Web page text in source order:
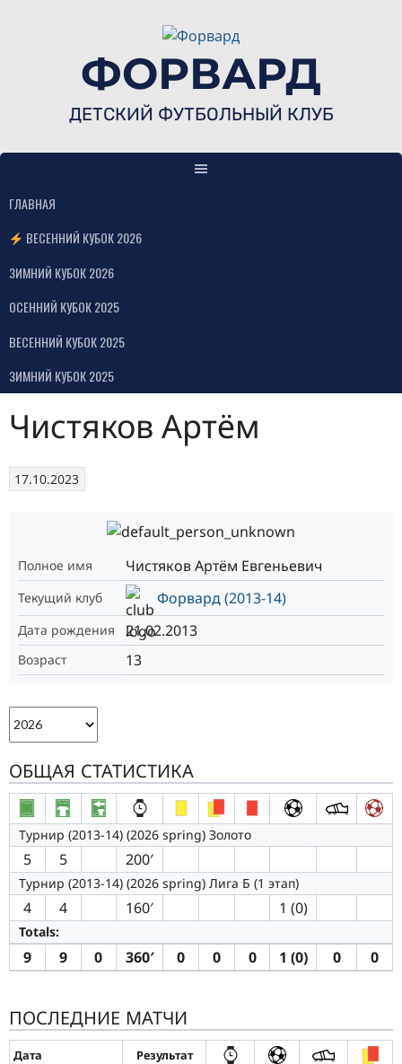
ФОРВАРД
ДЕТСКИЙ ФУТБОЛЬНЫЙ КЛУБ
ГЛАВНАЯ
ВЕСЕННИЙ КУБОК 2026
ЗИМНИЙ КУБОК 2026
ОСЕННИЙ КУБОК 2025
ВЕСЕННИЙ КУБОК 2025
ЗИМНИЙ КУБОК 2025
Чистяков Артём
17.10.2023
Полное имя Чистяков Артём Евгеньевич
Текущий клуб Форвард (2013-14)
Дата рождения 21.02.2013
Возраст 13
ОБЩАЯ СТАТИСТИКА
Турнир (2013-14) (2026 spring) Золото
5 5 200′
Турнир (2013-14) (2026 spring) Лига Б (1 этап)
4 4 160′ 1 (0)
Totals:
9 9 0 360′ 0 0 0 1 (0) 0 0
ПОСЛЕДНИЕ МАТЧИ
Дата Результат